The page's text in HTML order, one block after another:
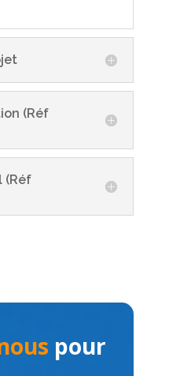
(Réf
(Réf
pour